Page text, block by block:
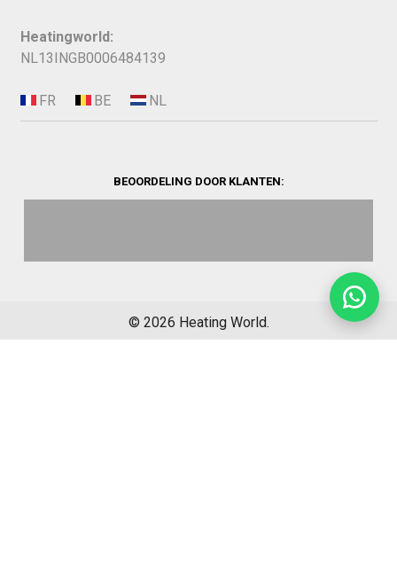
Heatingworld:
NL13INGB0006484139
BEOORDELING DOOR KLANTEN:
© 2026 Heating World.